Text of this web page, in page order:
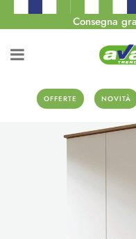
Consegna
OFFERTE NOVITÀ